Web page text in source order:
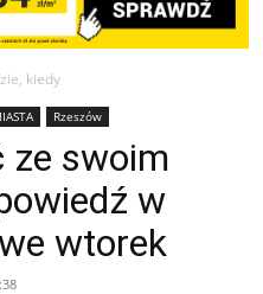
kiedy
Rzeszów
ze swoim
w
wtorek